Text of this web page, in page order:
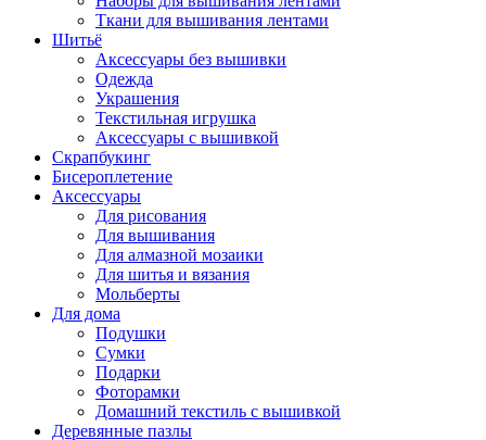
Ткани для вышивания лентами
Шитьё
Аксессуары без вышивки
Одежда
Украшения
Текстильная игрушка
Аксессуары с вышивкой
Скрапбукинг
Бисероплетение
Аксессуары
Для рисования
Для вышивания
Для алмазной мозаики
Для шитья и вязания
Мольберты
Для дома
Подушки
Сумки
Подарки
Фоторамки
Домашний текстиль с вышивкой
Деревянные пазлы